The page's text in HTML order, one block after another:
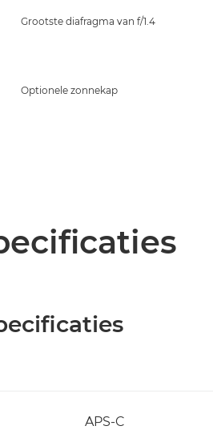
Grootste diafragma van f/1.4
Optionele zonnekap
APS-C